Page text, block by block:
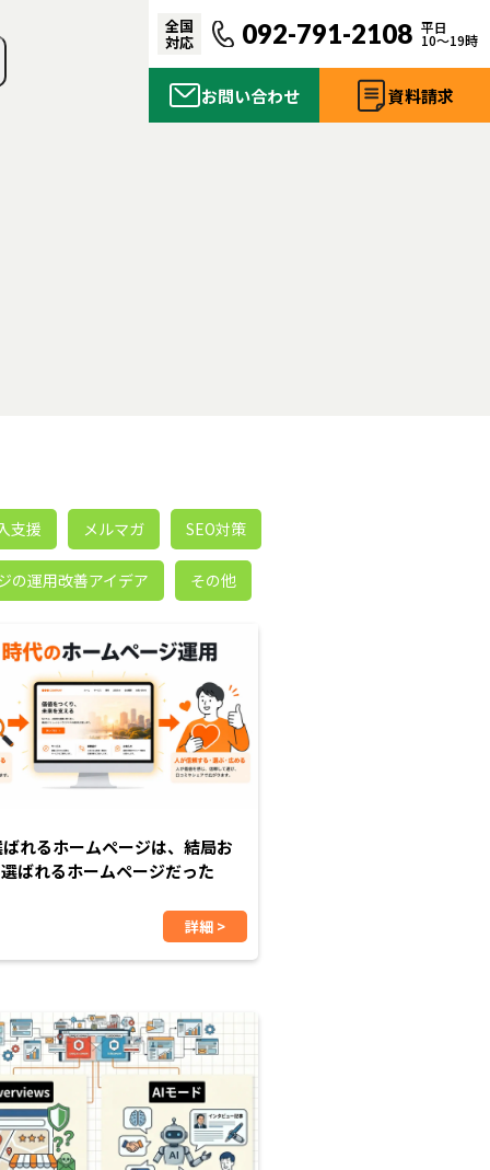
全国
対応 092-791-2108 平日
10〜19時
お問い合わせ 資料請求
支援 メルマガ SEO対策
の運用改善アイデア その他
れるホームページは、結局お
ばれるホームページだった
詳細 >